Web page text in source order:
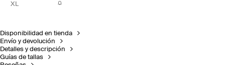
XL
Disponibilidad en tienda
Envío y devolución
Detalles y descripción
Guías de tallas